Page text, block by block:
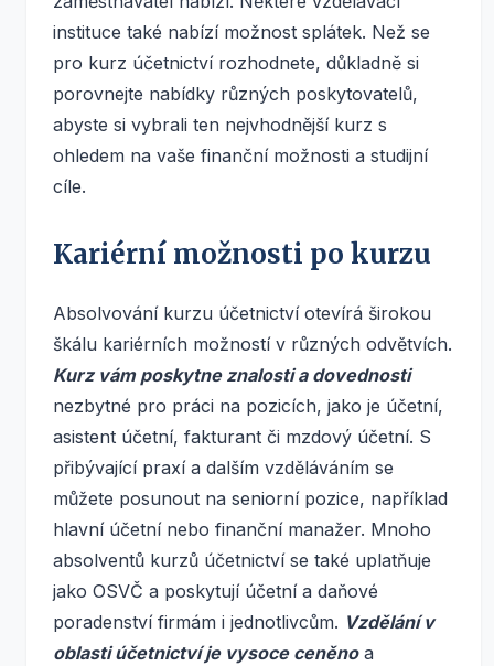
instituce také nabízí možnost splátek. Než se
pro kurz účetnictví rozhodnete, důkladně si
porovnejte nabídky různých poskytovatelů,
abyste si vybrali ten nejvhodnější kurz s
ohledem na vaše finanční možnosti a studijní
cíle.
Kariérní možnosti po kurzu
Absolvování kurzu účetnictví otevírá širokou
škálu kariérních možností v různých odvětvích.
Kurz vám poskytne znalosti a dovednosti
nezbytné pro práci na pozicích, jako je účetní,
asistent účetní, fakturant či mzdový účetní. S
přibývající praxí a dalším vzděláváním se
můžete posunout na seniorní pozice, například
hlavní účetní nebo finanční manažer. Mnoho
absolventů kurzů účetnictví se také uplatňuje
jako OSVČ a poskytují účetní a daňové
poradenství firmám i jednotlivcům. Vzdělání v
oblasti účetnictví je vysoce ceněnoa